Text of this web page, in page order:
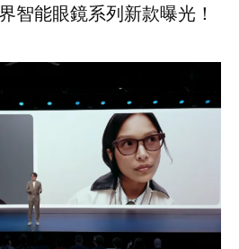
智能眼鏡系列新款曝光！